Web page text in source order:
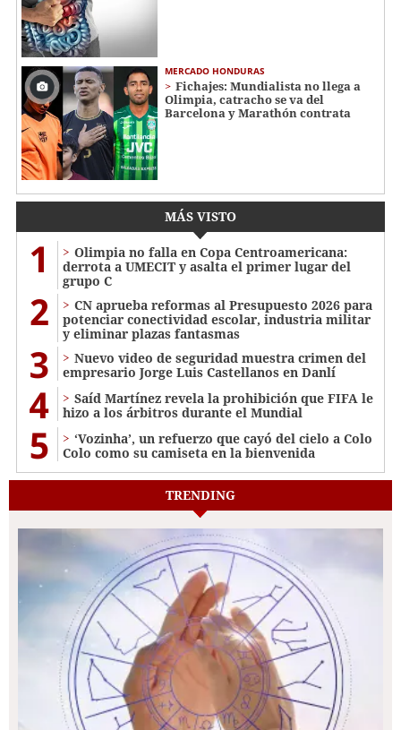
MERCADO HONDURAS
Fichajes: Mundialista no llega a
Olimpia, catracho se va del
Barcelona y Marathón contrata
MÁS VISTO
1
Olimpia no falla en Copa Centroamericana:
derrota a UMECIT y asalta el primer lugar del
grupo C
2
CN aprueba reformas al Presupuesto 2026 para
potenciar conectividad escolar, industria militar
y eliminar plazas fantasmas
3
Nuevo video de seguridad muestra crimen del
empresario Jorge Luis Castellanos en Danlí
4
Saíd Martínez revela la prohibición que FIFA le
hizo a los árbitros durante el Mundial
5
‘Vozinha’, un refuerzo que cayó del cielo a Colo
Colo como su camiseta en la bienvenida
TRENDING